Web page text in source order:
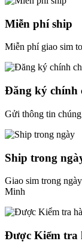
Miễn phí ship
Miễn phí giao sim
Đăng ký chính
Gửi thông tin
Ship trong
Giao sim trong
Minh
Được Kiểm tra